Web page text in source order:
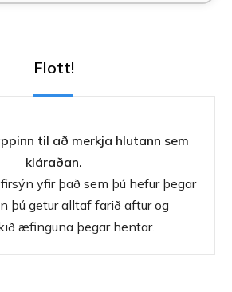
Flott!
til að merkja hlutann sem
kláraðan.
yfir það sem þú hefur þegar
þú getur alltaf farið aftur og
æfinguna þegar hentar.